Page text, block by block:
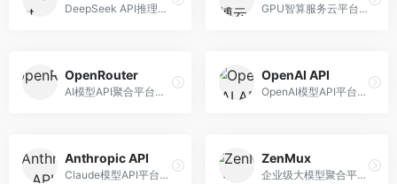
DeepSeek API推理平台，专注于DeepSeek模型服务。面向开发者，提供DeepSeek模型API、高性能推理、低成本服务，推理效率高。 GPU智算服务云平台，专注于AI算力租赁。面向AI研究者和企业，提供GPU租赁、模型训练、推理服务等，算力资源丰富。
OpenRouter
AI模型API聚合平台，整合多种主流大模型。面向开发者，提供统一API接口、模型对比、成本优化等服务，模型选择灵活。
OpenAI API
OpenAI模型API平台，提供GPT系列模型服务。面向开发者，提供模型API、微调服务、Assistants API等，是AI开发领域的基础设施。
Anthropic API
Claude模型API平台，专注于安全可靠的AI服务。面向开发者，提供Claude系列模型API、安全特性、企业级服务等，API质量高。
ZenMux
企业级大模型聚合平台，专注于企业AI服务。面向企业用户，提供多模型管理、安全合规、成本优化等服务，企业级功能完善。